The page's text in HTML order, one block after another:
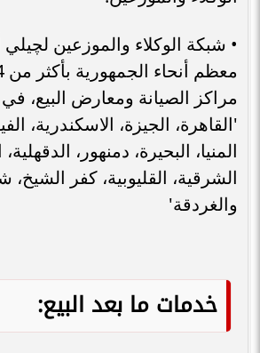
• شبكة الوكلاء والموزعين
مراكز الصيانة ومعارض البيع،
'القاهرة، الجيزة، الاسكندرية،
المنيا، البحيرة، دمنهور، الدقهلية،
الشرقية، القليوبية، كفر الشيخ،
والغردقة'
خدمات ما بعد البيع: